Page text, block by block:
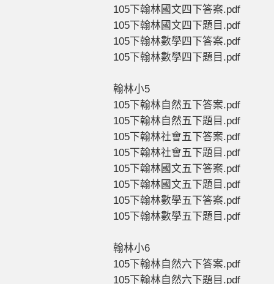
105下翰林國文四下答案.pdf
105下翰林國文四下題目.pdf
105下翰林數學四下答案.pdf
105下翰林數學四下題目.pdf
翰林小5
105下翰林自然五下答案.pdf
105下翰林自然五下題目.pdf
105下翰林社會五下答案.pdf
105下翰林社會五下題目.pdf
105下翰林國文五下答案.pdf
105下翰林國文五下題目.pdf
105下翰林數學五下答案.pdf
105下翰林數學五下題目.pdf
翰林小6
105下翰林自然六下答案.pdf
105下翰林自然六下題目.pdf